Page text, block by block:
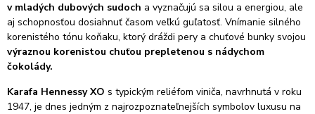
v mladých dubových sudoch a vyznačujú sa silou a energiou, ale
aj schopnosťou dosiahnuť časom veľkú guľatosť. Vnímanie silného
korenistého tónu koňaku, ktorý dráždi pery a chuťové bunky svojou
výraznou korenistou chuťou prepletenou s nádychom
čokolády.
Karafa Hennessy XO s typickým reliéfom viniča, navrhnutá v roku
1947, je dnes jedným z najrozpoznateľnejších symbolov luxusu na